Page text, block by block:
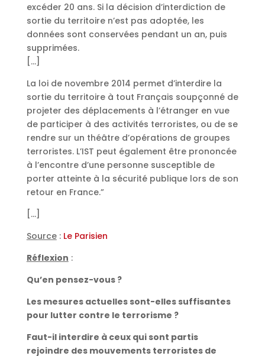
excéder 20 ans. Si la décision d’interdiction de
sortie du territoire n’est pas adoptée, les
données sont conservées pendant un an, puis
supprimées.
[…]
La loi de novembre 2014 permet d’interdire la
sortie du territoire à tout Français soupçonné de
projeter des déplacements à l’étranger en vue
de participer à des activités terroristes, ou de se
rendre sur un théâtre d’opérations de groupes
terroristes. L’IST peut également être prononcée
à l’encontre d’une personne susceptible de
porter atteinte à la sécurité publique lors de son
retour en France.”
[…]
Source: Le Parisien
Réflexion :
Qu’en pensez-vous ?
Les mesures actuelles sont-elles suffisantes
pour lutter contre le terrorisme ?
Faut-il interdire à ceux qui sont partis
rejoindre des mouvements terroristes de